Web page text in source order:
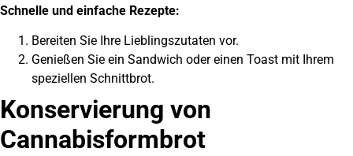
Schnelle und einfache Rezepte:
Bereiten Sie Ihre Lieblingszutaten vor.
Genießen Sie ein Sandwich oder einen Toast mit Ihrem
speziellen Schnittbrot.
Konservierung von
Cannabisformbrot